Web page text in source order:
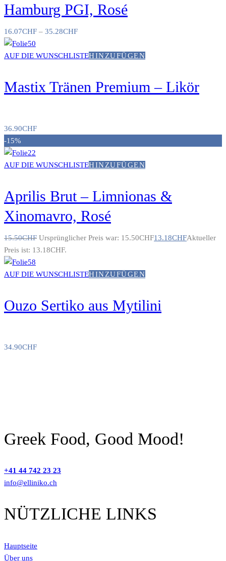
Hamburg PGI, Rosé
16.07CHF – 35.28CHF
AUF DIE WUNSCHLISTEHINZUFÜGEN
Mastix Tränen Premium – Likör
36.90CHF
-15%
AUF DIE WUNSCHLISTEHINZUFÜGEN
Aprilis Brut – Limnionas &
Xinomavro, Rosé
15.50CHF Ursprünglicher Preis war: 15.50CHF13.18CHFAktueller
Preis ist: 13.18CHF.
AUF DIE WUNSCHLISTEHINZUFÜGEN
Ouzo Sertiko aus Mytilini
34.90CHF
Greek Food, Good Mood!
+41 44 742 23 23
info@elliniko.ch
NÜTZLICHE LINKS
Hauptseite
Über uns